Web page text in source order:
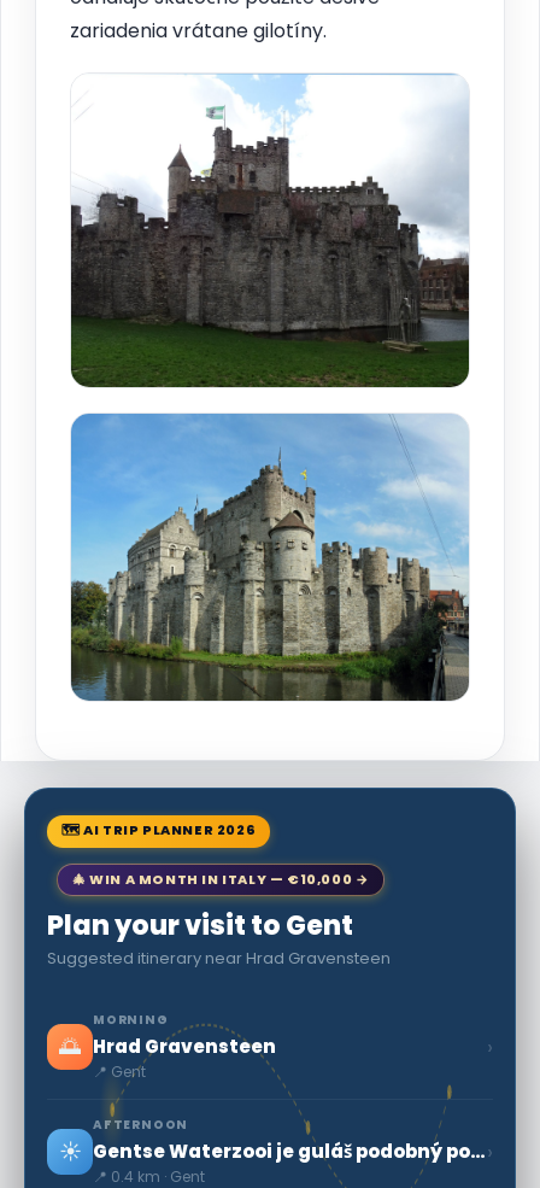
zariadenia vrátane gilotíny.
🗺 AI TRIP PLANNER 2026
🎄 WIN A MONTH IN ITALY — €10,000 →
Plan your visit to Gent
Suggested itinerary near Hrad Gravensteen
🌅
MORNING
Hrad Gravensteen
📍 Gent
›
☀️
AFTERNOON
Gentse Waterzooi je guláš podobný polievke
📍 0.4 km · Gent
›